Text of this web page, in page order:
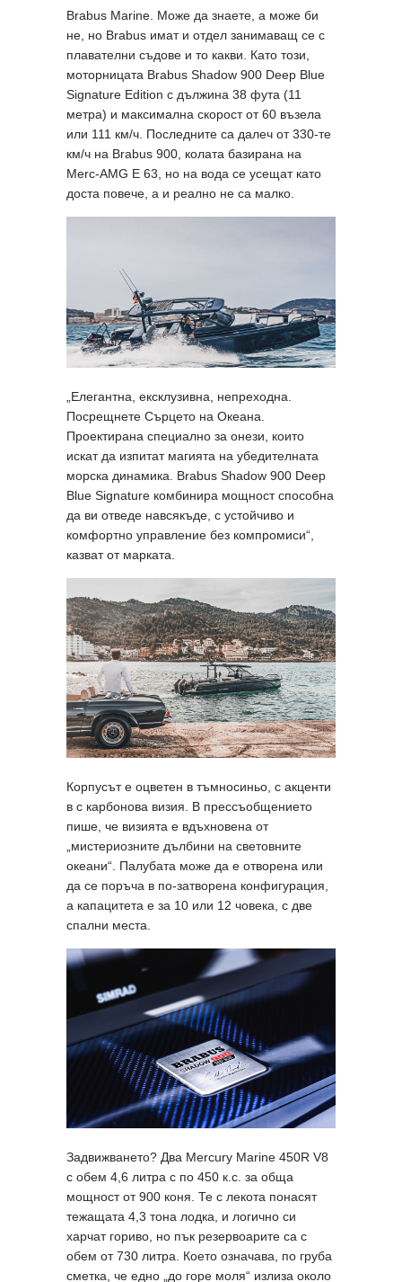
Brabus Marine. Може да знаете, а може би
не, но Brabus имат и отдел занимаващ се с
плавателни съдове и то какви. Като този,
моторницата Brabus Shadow 900 Deep Blue
Signature Edition с дължина 38 фута (11
метра) и максимална скорост от 60 възела
или 111 км/ч. Последните са далеч от 330-те
км/ч на Brabus 900, колата базирана на
Merc-AMG E 63, но на вода се усещат като
доста повече, а и реално не са малко.
„Елегантна, ексклузивна, непреходна.
Посрещнете Сърцето на Океана.
Проектирана специално за онези, които
искат да изпитат магията на убедителната
морска динамика. Brabus Shadow 900 Deep
Blue Signature комбинира мощност способна
да ви отведе навсякъде, с устойчиво и
комфортно управление без компромиси“,
казват от марката.
Корпусът е оцветен в тъмносиньо, с акценти
в с карбонова визия. В прессъобщението
пише, че визията е вдъхновена от
„мистериозните дълбини на световните
океани“. Палубата може да е отворена или
да се поръча в по-затворена конфигурация,
а капацитета е за 10 или 12 човека, с две
спални места.
Задвижването? Два Mercury Marine 450R V8
с обем 4,6 литра с по 450 к.с. за обща
мощност от 900 коня. Те с лекота понасят
тежащата 4,3 тона лодка, и логично си
харчат гориво, но пък резервоарите са с
обем от 730 литра. Което означава, по груба
сметка, че едно „до горе моля“ излиза около